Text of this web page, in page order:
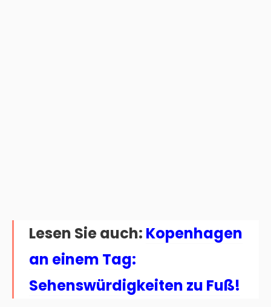
Lesen Sie auch: Kopenhagen
an einem Tag:
Sehenswürdigkeiten zu Fuß!